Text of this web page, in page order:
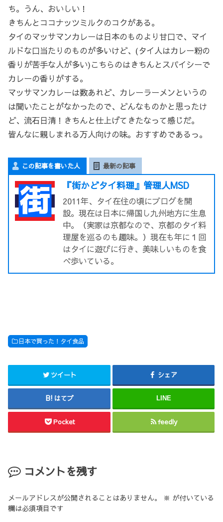
ち。うん、おいしい！
きちんとココナッツミルクのコクがある。
タイのマッサマンカレーは日本のものより甘口で、マイ
ルドな口当たりのものが多いけど、(タイ人はカレー粉の
香りが苦手な人が多い)こちらのはきちんとスパイシーで
カレーの香りがする。
マッサマンカレーは数あれど、カレーラーメンというの
は聞いたことがなかったので、どんなものかと思ったけ
ど、流石日清！きちんと仕上げてきたなって感じだ。
皆んなに親しまれる万人向けの味。おすすめであるっ。
この記事を書いた人 最新の記事
『街かどタイ料理』管理人MSD
2011年、タイ在住の頃にブログを開
設。現在は日本に帰国し九州地方に生息
中。（実家は京都なので、京都のタイ料
理屋を巡るのも趣味。）現在も年に１回
はタイに遊びに行き、美味しいものを食
べ歩いている。
日本で買った！タイ食品
ツイート シェア
はてブ LINE
Pocket feedly
コメントを残す
メールアドレスが公開されることはありません。 ※ が付いている
欄は必須項目です